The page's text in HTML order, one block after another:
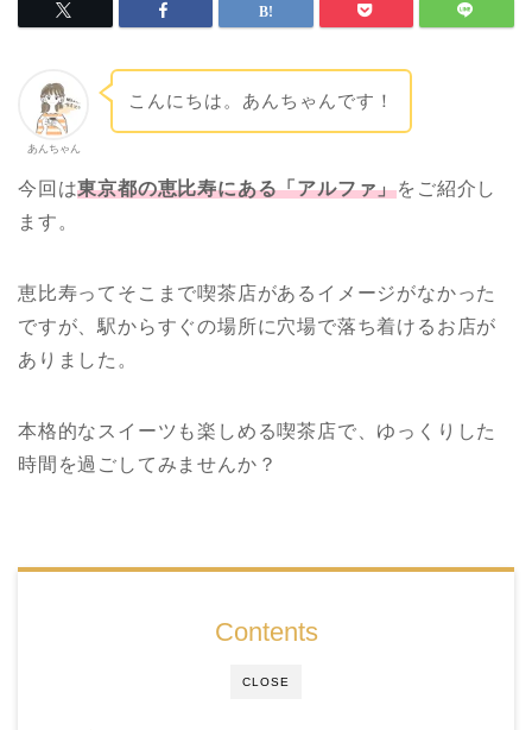
あんちゃん
こんにちは。あんちゃんです！
今回は東京都の恵比寿にある「アルファ」をご紹介し
ます。
恵比寿ってそこまで喫茶店があるイメージがなかった
ですが、駅からすぐの場所に穴場で落ち着けるお店が
ありました。
本格的なスイーツも楽しめる喫茶店で、ゆっくりした
時間を過ごしてみませんか？
CLOSE
Contents